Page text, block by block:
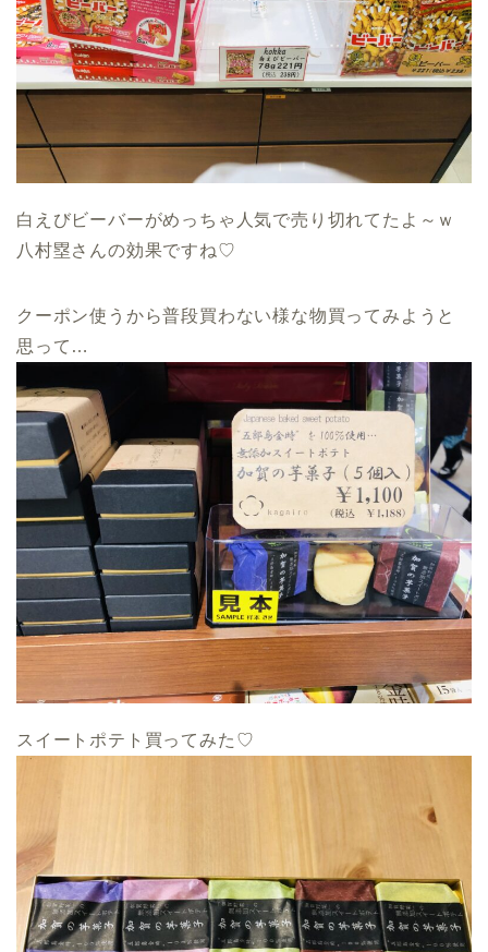
白えびビーバーがめっちゃ人気で売り切れてたよ～ｗ
八村塁さんの効果ですね♡
クーポン使うから普段買わない様な物買ってみようと
思って…
スイートポテト買ってみた♡